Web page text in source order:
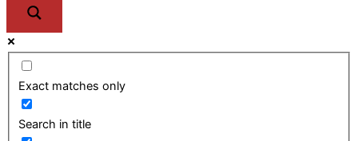
Exact matches only
Search in title